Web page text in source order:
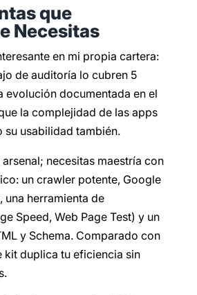
que
Necesitas
en mi propia cartera:
de auditoría lo cubren 5
evolución documentada en el
la complejidad de las apps
su usabilidad también.
necesitas maestría con
un crawler potente, Google
una herramienta de
Speed, Web Page Test) y un
y Schema. Comparado con
kit duplica tu eficiencia sin